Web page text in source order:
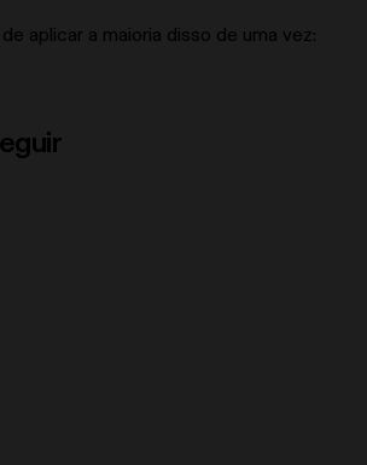
aplicar a maioria disso de uma vez: